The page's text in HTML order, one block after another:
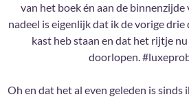
van het boek én aan de binnenzijde
nadeel is eigenlijk dat ik de vorige
kast heb staan en dat het rijtje
doorlopen.
Oh en dat het al even geleden is sinds